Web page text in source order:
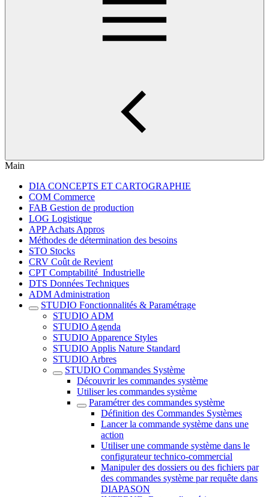
Main
DIA CONCEPTS ET CARTOGRAPHIE
COM Commerce
FAB Gestion de production
LOG Logistique
APP Achats Appros
Méthodes de détermination des besoins
STO Stocks
CRV Coût de Revient
CPT Comptabilité_Industrielle
DTS Données Techniques
ADM Administration
STUDIO Fonctionnalités & Paramétrage
STUDIO ADM
STUDIO Agenda
STUDIO Apparence Styles
STUDIO Applis Nature Standard
STUDIO Arbres
STUDIO Commandes Système
Découvrir les commandes système
Utiliser les commandes système
Paramétrer des commandes système
Définition des Commandes Systèmes
Lancer la commande système dans une
action
Utiliser une commande système dans le
configurateur technico-commercial
Manipuler des dossiers ou des fichiers par
des commandes système par requête dans
DIAPASON